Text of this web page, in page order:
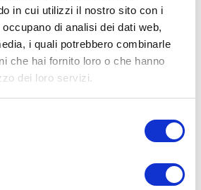
in cui utilizzi il nostro sito con i
di analisi dei dati web,
i quali potrebbero combinarle
che hai fornito loro o che hanno
dei loro servizi.
Anni: Guida (con SCHEDA